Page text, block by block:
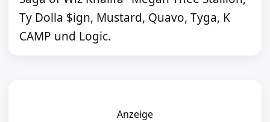
Ty Dolla $ign, Mustard, Quavo, Tyga, K
CAMP und Logic.
Anzeige